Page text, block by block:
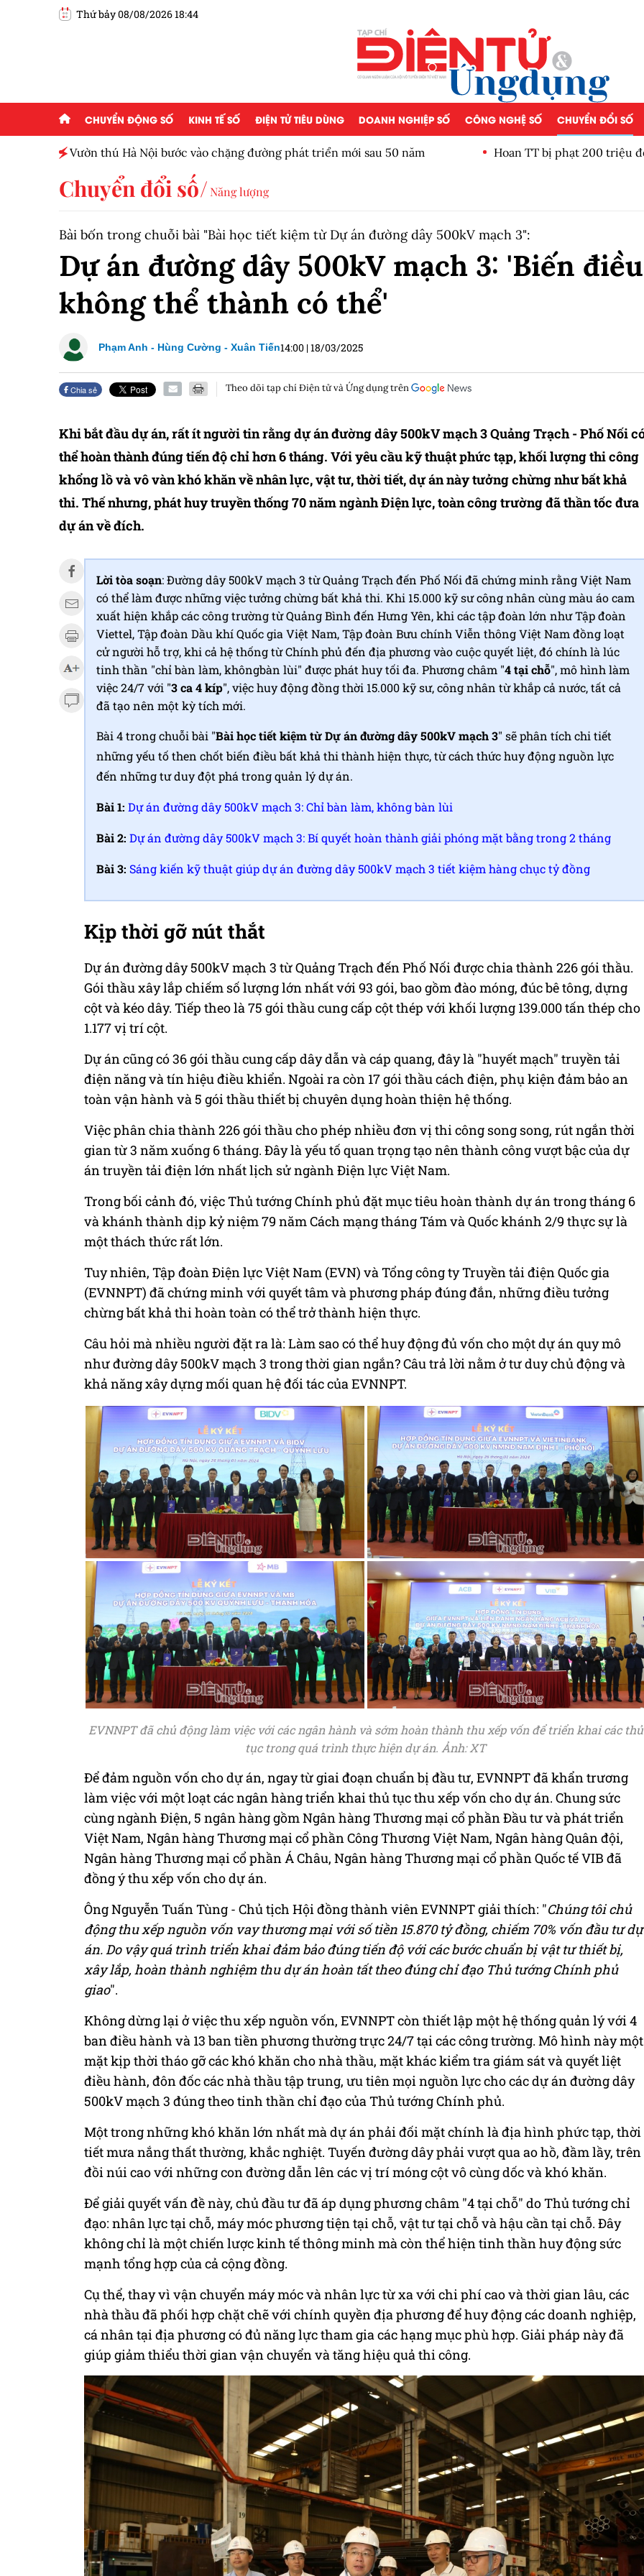
Thứ bảy 08/08/2026 18:44
CHUYỂN ĐỘNG SỐ KINH TẾ SỐ ĐIỆN TỬ TIÊU DÙNG DOANH NGHIỆP SỐ CÔNG NGHỆ SỐ CHUYỂN ĐỔI SỐ
Vườn thú Hà Nội bước vào chặng đường phát triển mới sau 50 năm Hoan TT bị phạt 200 triệu
Chuyển đổi số Năng lượng
Bài bốn trong chuỗi bài "Bài học tiết kiệm từ Dự án đường dây 500kV mạch 3":
Dự án đường dây 500kV mạch 3: 'Biến điều
không thể thành có thể'
Phạm Anh - Hùng Cường - Xuân Tiến14:00 |18/03/2025
Chia sẻ Theo dõi tạp chí Điện tử và Ứng dụng trên
Khi bắt đầu dự án, rất ít người tin rằng dự án đường dây 500kV mạch 3 Quảng Trạch - Phố Nối
thể hoàn thành đúng tiến độ chỉ hơn 6 tháng. Với yêu cầu kỹ thuật phức tạp, khối lượng thi công
khổng lồ và vô vàn khó khăn về nhân lực, vật tư, thời tiết, dự án này tưởng chừng như bất khả
thi. Thế nhưng, phát huy truyền thống 70 năm ngành Điện lực, toàn công trường đã thần tốc đưa
dự án về đích.
Lời tòa soạn: Đường dây 500kV mạch 3 từ Quảng Trạch đến Phố Nối đã chứng minh rằng Việt Nam
có thể làm được những việc tưởng chừng bất khả thi. Khi 15.000 kỹ sư công nhân cùng màu áo cam
xuất hiện khắp các công trường từ Quảng Bình đến Hưng Yên, khi các tập đoàn lớn như Tập đoàn
Viettel, Tập đoàn Dầu khí Quốc gia Việt Nam, Tập đoàn Bưu chính Viễn thông Việt Nam đồng loạt
cử người hỗ trợ, khi cả hệ thống từ Chính phủ đến địa phương vào cuộc quyết liệt, đó chính là lúc
tinh thần "chỉ bàn làm, khôngbàn lùi" được phát huy tối đa. Phương châm "4 tại chỗ", mô hình làm
việc 24/7 với "3 ca 4 kíp", việc huy động đồng thời 15.000 kỹ sư, công nhân từ khắp cả nước, tất cả
đã tạo nên một kỳ tích mới.
Bài 4 trong chuỗi bài "Bài học tiết kiệm từ Dự án đường dây 500kV mạch 3" sẽ phân tích chi tiết
những yếu tố then chốt biến điều bất khả thi thành hiện thực, từ cách thức huy động nguồn lực
đến những tư duy đột phá trong quản lý dự án.
Bài 1: Dự án đường dây 500kV mạch 3: Chỉ bàn làm, không bàn lùi
Bài 2: Dự án đường dây 500kV mạch 3: Bí quyết hoàn thành giải phóng mặt bằng trong 2 tháng
Bài 3: Sáng kiến kỹ thuật giúp dự án đường dây 500kV mạch 3 tiết kiệm hàng chục tỷ đồng
Kịp thời gỡ nút thắt
Dự án đường dây 500kV mạch 3 từ Quảng Trạch đến Phố Nối được chia thành 226 gói thầu.
Gói thầu xây lắp chiếm số lượng lớn nhất với 93 gói, bao gồm đào móng, đúc bê tông, dựng
cột và kéo dây. Tiếp theo là 75 gói thầu cung cấp cột thép với khối lượng 139.000 tấn thép cho
1.177 vị trí cột.
Dự án cũng có 36 gói thầu cung cấp dây dẫn và cáp quang, đây là "huyết mạch" truyền tải
điện năng và tín hiệu điều khiển. Ngoài ra còn 17 gói thầu cách điện, phụ kiện đảm bảo an
toàn vận hành và 5 gói thầu thiết bị chuyên dụng hoàn thiện hệ thống.
Việc phân chia thành 226 gói thầu cho phép nhiều đơn vị thi công song song, rút ngắn thời
gian từ 3 năm xuống 6 tháng. Đây là yếu tố quan trọng tạo nên thành công vượt bậc của dự
án truyền tải điện lớn nhất lịch sử ngành Điện lực Việt Nam.
Trong bối cảnh đó, việc Thủ tướng Chính phủ đặt mục tiêu hoàn thành dự án trong tháng 6
và khánh thành dịp kỷ niệm 79 năm Cách mạng tháng Tám và Quốc khánh 2/9 thực sự là
một thách thức rất lớn.
Tuy nhiên, Tập đoàn Điện lực Việt Nam (EVN) và Tổng công ty Truyền tải điện Quốc gia
(EVNNPT) đã chứng minh với quyết tâm và phương pháp đúng đắn, những điều tưởng
chừng bất khả thi hoàn toàn có thể trở thành hiện thực.
Câu hỏi mà nhiều người đặt ra là: Làm sao có thể huy động đủ vốn cho một dự án quy mô
như đường dây 500kV mạch 3 trong thời gian ngắn? Câu trả lời nằm ở tư duy chủ động và
khả năng xây dựng mối quan hệ đối tác của EVNNPT.
EVNNPT đã chủ động làm việc với các ngân hành và sớm hoàn thành thu xếp vốn để triển khai các thủ
tục trong quá trình thực hiện dự án. Ảnh: XT
Để đảm nguồn vốn cho dự án, ngay từ giai đoạn chuẩn bị đầu tư, EVNNPT đã khẩn trương
làm việc với một loạt các ngân hàng triển khai thủ tục thu xếp vốn cho dự án. Chung sức
cùng ngành Điện, 5 ngân hàng gồm Ngân hàng Thương mại cổ phần Đầu tư và phát triển
Việt Nam, Ngân hàng Thương mại cổ phần Công Thương Việt Nam, Ngân hàng Quân đội,
Ngân hàng Thương mại cổ phần Á Châu, Ngân hàng Thương mại cổ phần Quốc tế VIB đã
đồng ý thu xếp vốn cho dự án.
Ông Nguyễn Tuấn Tùng - Chủ tịch Hội đồng thành viên EVNNPT giải thích: "Chúng tôi chủ
động thu xếp nguồn vốn vay thương mại với số tiền 15.870 tỷ đồng, chiếm 70% vốn đầu tư dự
án. Do vậy quá trình triển khai đảm bảo đúng tiến độ với các bước chuẩn bị vật tư thiết bị,
xây lắp, hoàn thành nghiệm thu dự án hoàn tất theo đúng chỉ đạo Thủ tướng Chính phủ
giao".
Không dừng lại ở việc thu xếp nguồn vốn, EVNNPT còn thiết lập một hệ thống quản lý với 4
ban điều hành và 13 ban tiền phương thường trực 24/7 tại các công trường. Mô hình này một
mặt kịp thời tháo gỡ các khó khăn cho nhà thầu, mặt khác kiểm tra giám sát và quyết liệt
điều hành, đôn đốc các nhà thầu tập trung, ưu tiên mọi nguồn lực cho các dự án đường dây
500kV mạch 3 đúng theo tinh thần chỉ đạo của Thủ tướng Chính phủ.
Một trong những khó khăn lớn nhất mà dự án phải đối mặt chính là địa hình phức tạp, thời
tiết mưa nắng thất thường, khắc nghiệt. Tuyến đường dây phải vượt qua ao hồ, đầm lầy, trên
đồi núi cao với những con đường dẫn lên các vị trí móng cột vô cùng dốc và khó khăn.
Để giải quyết vấn đề này, chủ đầu tư đã áp dụng phương châm "4 tại chỗ" do Thủ tướng chỉ
đạo: nhân lực tại chỗ, máy móc phương tiện tại chỗ, vật tư tại chỗ và hậu cần tại chỗ. Đây
không chỉ là một chiến lược kinh tế thông minh mà còn thể hiện tinh thần huy động sức
mạnh tổng hợp của cả cộng đồng.
Cụ thể, thay vì vận chuyển máy móc và nhân lực từ xa với chi phí cao và thời gian lâu, các
nhà thầu đã phối hợp chặt chẽ với chính quyền địa phương để huy động các doanh nghiệp,
cá nhân tại địa phương có đủ năng lực tham gia các hạng mục phù hợp. Giải pháp này đã
giúp giảm thiểu thời gian vận chuyển và tăng hiệu quả thi công.